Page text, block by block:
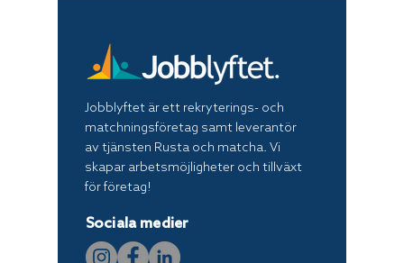
Jobblyftet är ett rekryterings- och
matchningsföretag samt leverantör
av tjänsten Rusta och matcha. Vi
skapar arbetsmöjligheter och tillväxt
för företag!
Sociala medier